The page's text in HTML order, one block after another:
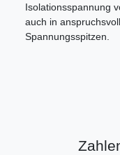
Isolationsspannung
auch in
Spannungsspitzen.